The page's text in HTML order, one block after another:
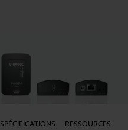
SPÉCIFICATIONS
RESSOURCES